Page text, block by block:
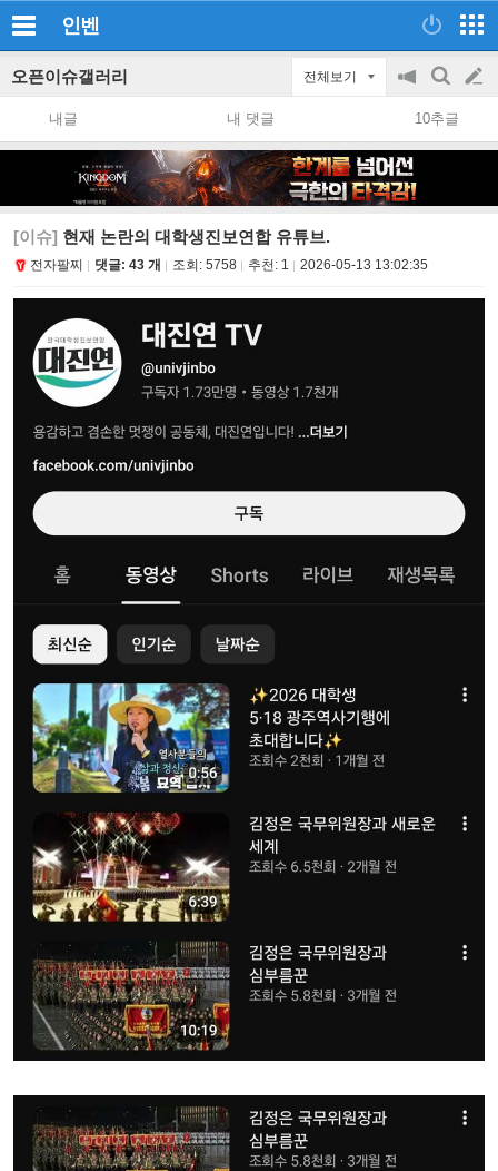
인벤
오픈이슈갤러리 전체보기
공
지
on/off
검
색
글
쓰
내글 내 댓글 10추글
[이슈] 현재 논란의 대학생진보연합 유튜브.
전자팔찌 댓글: 43 개 조회: 5758 추천: 1 2026-05-13 13:02:35